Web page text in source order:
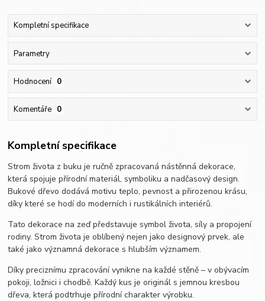
Kompletní specifikace
Parametry
Hodnocení 0
Komentáře 0
Kompletní specifikace
Strom života z buku je ručně zpracovaná nástěnná dekorace,
která spojuje přírodní materiál, symboliku a nadčasový design.
Bukové dřevo dodává motivu teplo, pevnost a přirozenou krásu,
díky které se hodí do moderních i rustikálních interiérů.
Tato dekorace na zeď představuje symbol života, síly a propojení
rodiny. Strom života je oblíbený nejen jako designový prvek, ale
také jako významná dekorace s hlubším významem.
Díky preciznímu zpracování vynikne na každé stěně – v obývacím
pokoji, ložnici i chodbě. Každý kus je originál s jemnou kresbou
dřeva, která podtrhuje přírodní charakter výrobku.